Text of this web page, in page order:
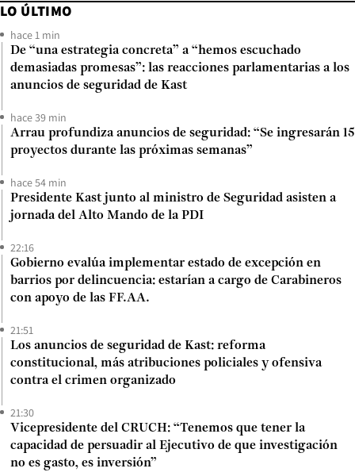
LO ÚLTIMO
hace 1 min
De “una estrategia concreta” a “hemos escuchado
demasiadas promesas”: las reacciones parlamentarias a los
anuncios de seguridad de Kast
hace 39 min
Arrau profundiza anuncios de seguridad: “Se ingresarán 15
proyectos durante las próximas semanas”
hace 54 min
Presidente Kast junto al ministro de Seguridad asisten a
jornada del Alto Mando de la PDI
22:16
Gobierno evalúa implementar estado de excepción en
barrios por delincuencia: estarían a cargo de Carabineros
con apoyo de las FF.AA.
21:51
Los anuncios de seguridad de Kast: reforma
constitucional, más atribuciones policiales y ofensiva
contra el crimen organizado
21:30
Vicepresidente del CRUCH: “Tenemos que tener la
capacidad de persuadir al Ejecutivo de que investigación
no es gasto, es inversión”